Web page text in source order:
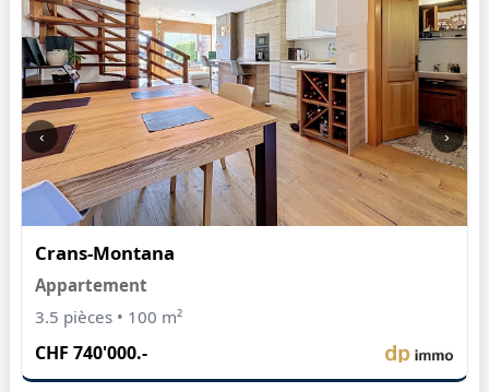
‹
Crans-Montana
Appartement
3.5 pièces • 100 m²
CHF 740'000.-
›